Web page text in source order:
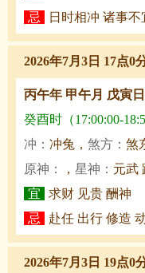
忌
日时相冲 诸事不
2026年7月3日 17点0
丙午年 甲午月 戊寅
癸酉时（17:00:00-
冲： 冲兔， 煞方： 煞
原神：
， 星神： 元武
宜
求财 见贵 酬神
忌
赴任 出行 修造
2026年7月3日 19点0